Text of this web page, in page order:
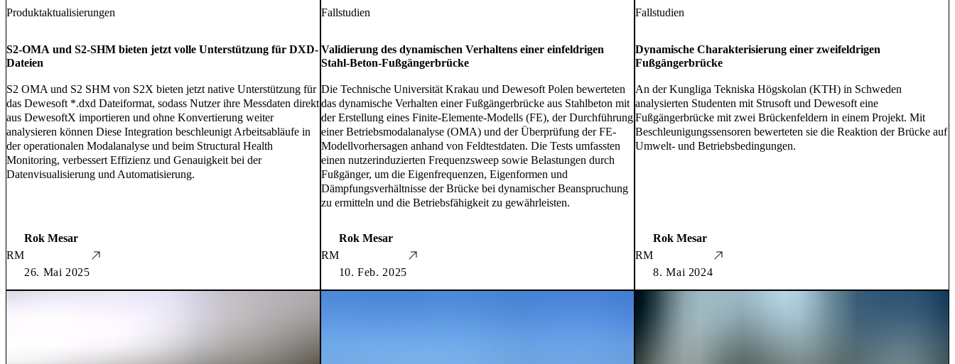
Produktaktualisierungen
S2-OMA und S2-SHM bieten jetzt volle Unterstützung für DXD-
Dateien
S2 OMA und S2 SHM von S2X bieten jetzt native Unterstützung für
das Dewesoft *.dxd Dateiformat, sodass Nutzer ihre Messdaten direkt
aus DewesoftX importieren und ohne Konvertierung weiter
analysieren können Diese Integration beschleunigt Arbeitsabläufe in
der operationalen Modalanalyse und beim Structural Health
Monitoring, verbessert Effizienz und Genauigkeit bei der
Datenvisualisierung und Automatisierung.
RM
Rok Mesar
26. Mai 2025
Fallstudien
Validierung des dynamischen Verhaltens einer einfeldrigen
Stahl-Beton-Fußgängerbrücke
Die Technische Universität Krakau und Dewesoft Polen bewerteten
das dynamische Verhalten einer Fußgängerbrücke aus Stahlbeton mit
der Erstellung eines Finite-Elemente-Modells (FE), der Durchführung
einer Betriebsmodalanalyse (OMA) und der Überprüfung der FE-
Modellvorhersagen anhand von Feldtestdaten. Die Tests umfassten
einen nutzerinduzierten Frequenzsweep sowie Belastungen durch
Fußgänger, um die Eigenfrequenzen, Eigenformen und
Dämpfungsverhältnisse der Brücke bei dynamischer Beanspruchung
zu ermitteln und die Betriebsfähigkeit zu gewährleisten.
RM
Rok Mesar
10. Feb. 2025
Fallstudien
Dynamische Charakterisierung einer zweifeldrigen
Fußgängerbrücke
An der Kungliga Tekniska Högskolan (KTH) in Schweden
analysierten Studenten mit Strusoft und Dewesoft eine
Fußgängerbrücke mit zwei Brückenfeldern in einem Projekt. Mit
Beschleunigungssensoren bewerteten sie die Reaktion der Brücke auf
Umwelt- und Betriebsbedingungen.
RM
Rok Mesar
8. Mai 2024